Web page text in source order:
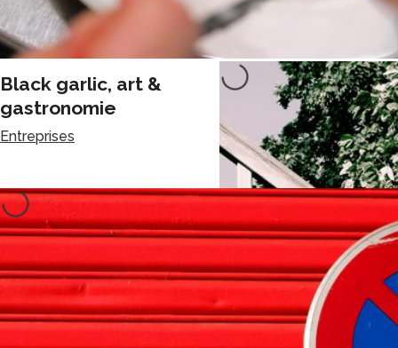
Culture
Black garlic, art &
gastronomie
Entreprises